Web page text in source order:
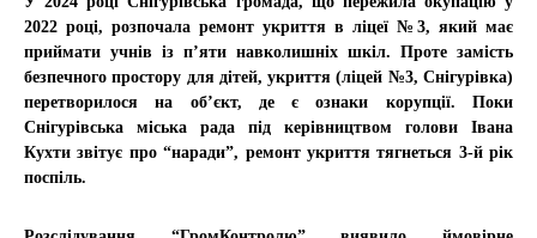
2022 році, розпочала ремонт укриття в ліцеї №3, який має
приймати учнів із п’яти навколишніх шкіл. Проте замість
безпечного простору для дітей, укриття (ліцей №3, Снігурівка)
перетворилося на об’єкт, де є ознаки корупції. Поки
Снігурівська міська рада під керівництвом голови Івана
Кухти звітує про “наради”, ремонт укриття тягнеться 3-й рік
поспіль.